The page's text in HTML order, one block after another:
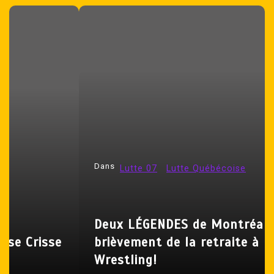
a
Lutte Québécoise
Deux LÉGENDES de Montréal sortent
brièvement de la retraite à Mystery